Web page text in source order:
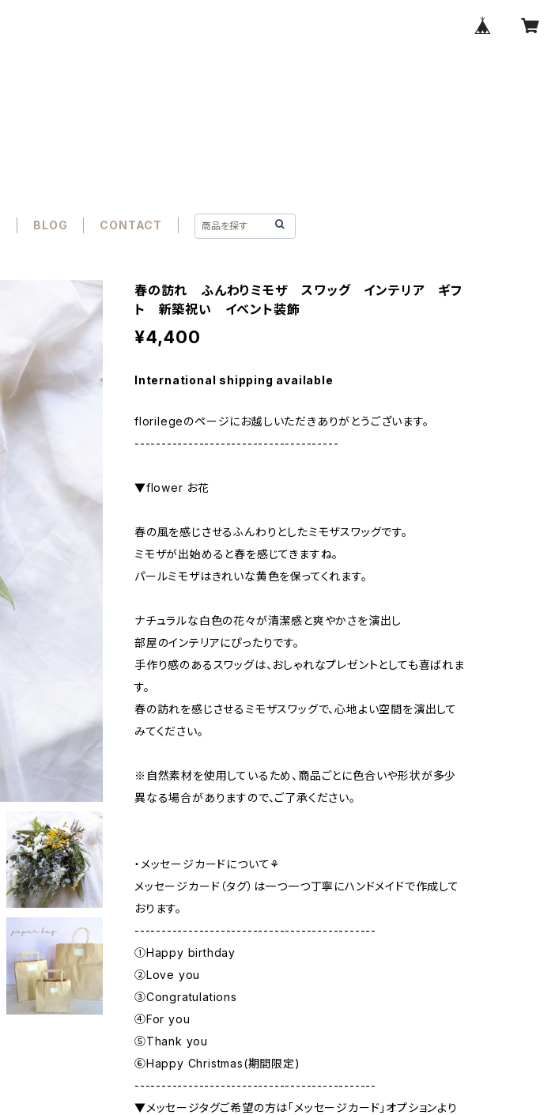
BLOG CONTACT
春の訪れ ふんわりミモザ スワッグ インテリア ギフ
ト 新築祝い イベント装飾
¥4,400
International shipping available
florilegeのページにお越しいただきありがとうございます。
--------------------------------------
▼flower お花
春の風を感じさせるふんわりとしたミモザスワッグです。
ミモザが出始めると春を感じてきますね。
パールミモザはきれいな黄色を保ってくれます。
ナチュラルな白色の花々が清潔感と爽やかさを演出し
部屋のインテリアにぴったりです。
手作り感のあるスワッグは、おしゃれなプレゼントとしても喜ばれま
す。
春の訪れを感じさせるミモザスワッグで、心地よい空間を演出して
みてください。
※自然素材を使用しているため、商品ごとに色合いや形状が多少
異なる場合がありますので、ご了承ください。
・メッセージカードについて⚘
メッセージカード（タグ）は一つ一つ丁寧にハンドメイドで作成して
おります。
---------------------------------------------
①Happy birthday
②Love you
③Congratulations
④For you
⑤Thank you
⑥Happy Christmas(期間限定)
---------------------------------------------
▼メッセージタグご希望の方は「メッセージカード」オプションより